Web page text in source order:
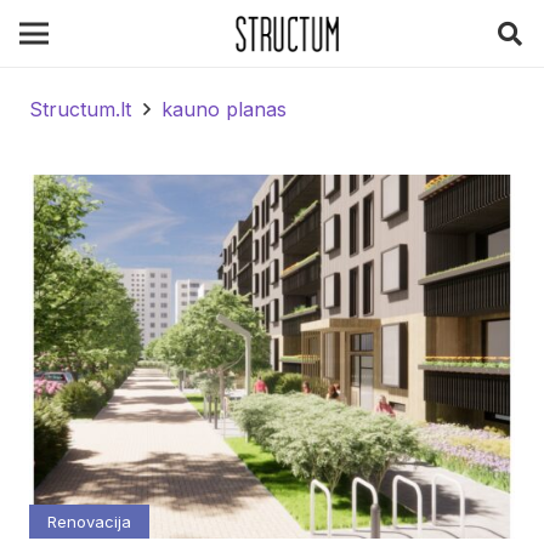
Structum.lt kauno planas
Renovacija